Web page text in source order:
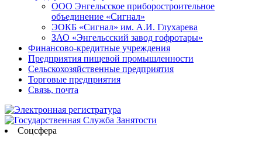
ООО Энгельсское приборостроительное
объединение «Сигнал»
ЭОКБ «Сигнал» им. А.И. Глухарева
ЗАО «Энгельсский завод гофротары»
Финансово-кредитные учреждения
Предприятия пищевой промышленности
Сельскохозяйственные предприятия
Торговые предприятия
Связь, почта
Соцсфера